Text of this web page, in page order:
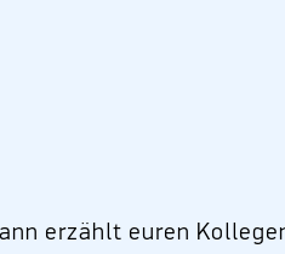
erzählt euren